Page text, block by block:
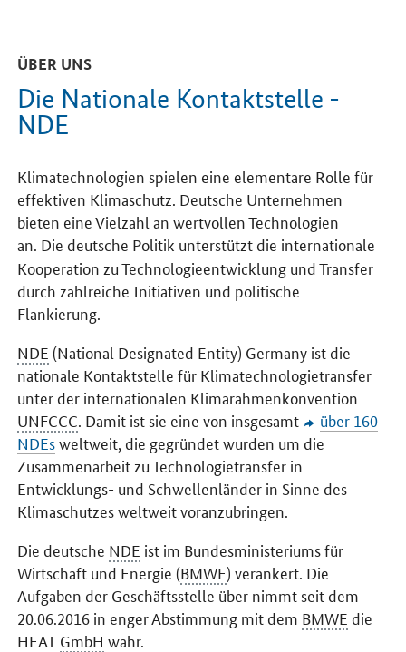
ÜBER UNS
Die Nationale Kontaktstelle -
NDE
Klimatechnologien spielen eine elementare Rolle für
effektiven Klimaschutz. Deutsche Unternehmen
bieten eine Vielzahl an wertvollen Technologien
an. Die deutsche Politik unterstützt die internationale
Kooperation zu Technologieentwicklung und Transfer
durch zahlreiche Initiativen und politische
Flankierung.
NDE (National Designated Entity) Germany ist die
nationale Kontaktstelle für Klimatechnologietransfer
unter der internationalen Klimarahmenkonvention
UNFCCC. Damit ist sie eine von insgesamt
über 160
NDEsweltweit, die gegründet wurden um die
Zusammenarbeit zu Technologietransfer in
Entwicklungs- und Schwellenländer in Sinne des
Klimaschutzes weltweit voranzubringen.
Die deutsche NDE ist im Bundesministeriums für
Wirtschaft und Energie (BMWE) verankert. Die
Aufgaben der Geschäftsstelle über nimmt seit dem
20.06.2016 in enger Abstimmung mit dem BMWE die
HEAT GmbH wahr.